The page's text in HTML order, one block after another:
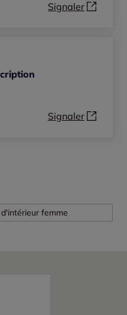
Signaler
Signaler
femme